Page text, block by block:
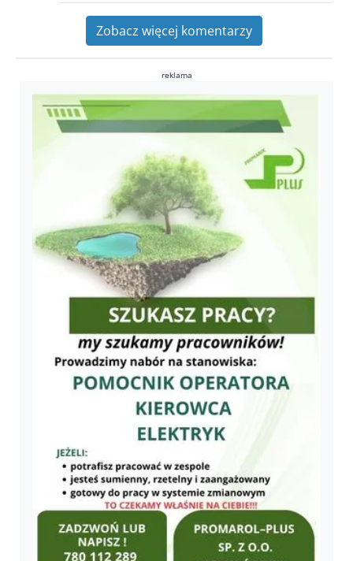
Zobacz więcej komentarzy
reklama